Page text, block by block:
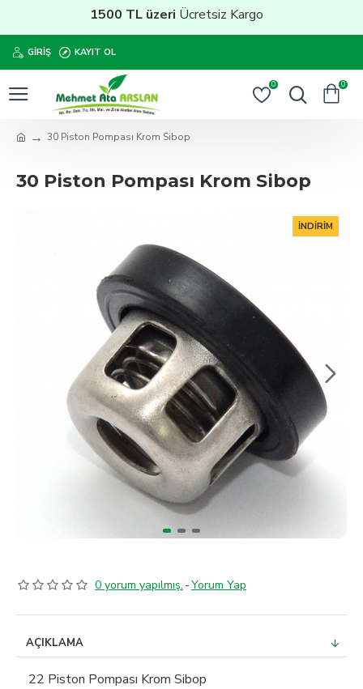
1500 TL üzeriÜcretsiz Kargo
GIRIŞ KAYIT OL
0 0
30 Piston Pompası Krom Sibop
30 Piston Pompası Krom Sibop
İNDIRIM
0 yorum yapılmış. -Yorum Yap
AÇIKLAMA
22 Piston Pompası Krom Sibop